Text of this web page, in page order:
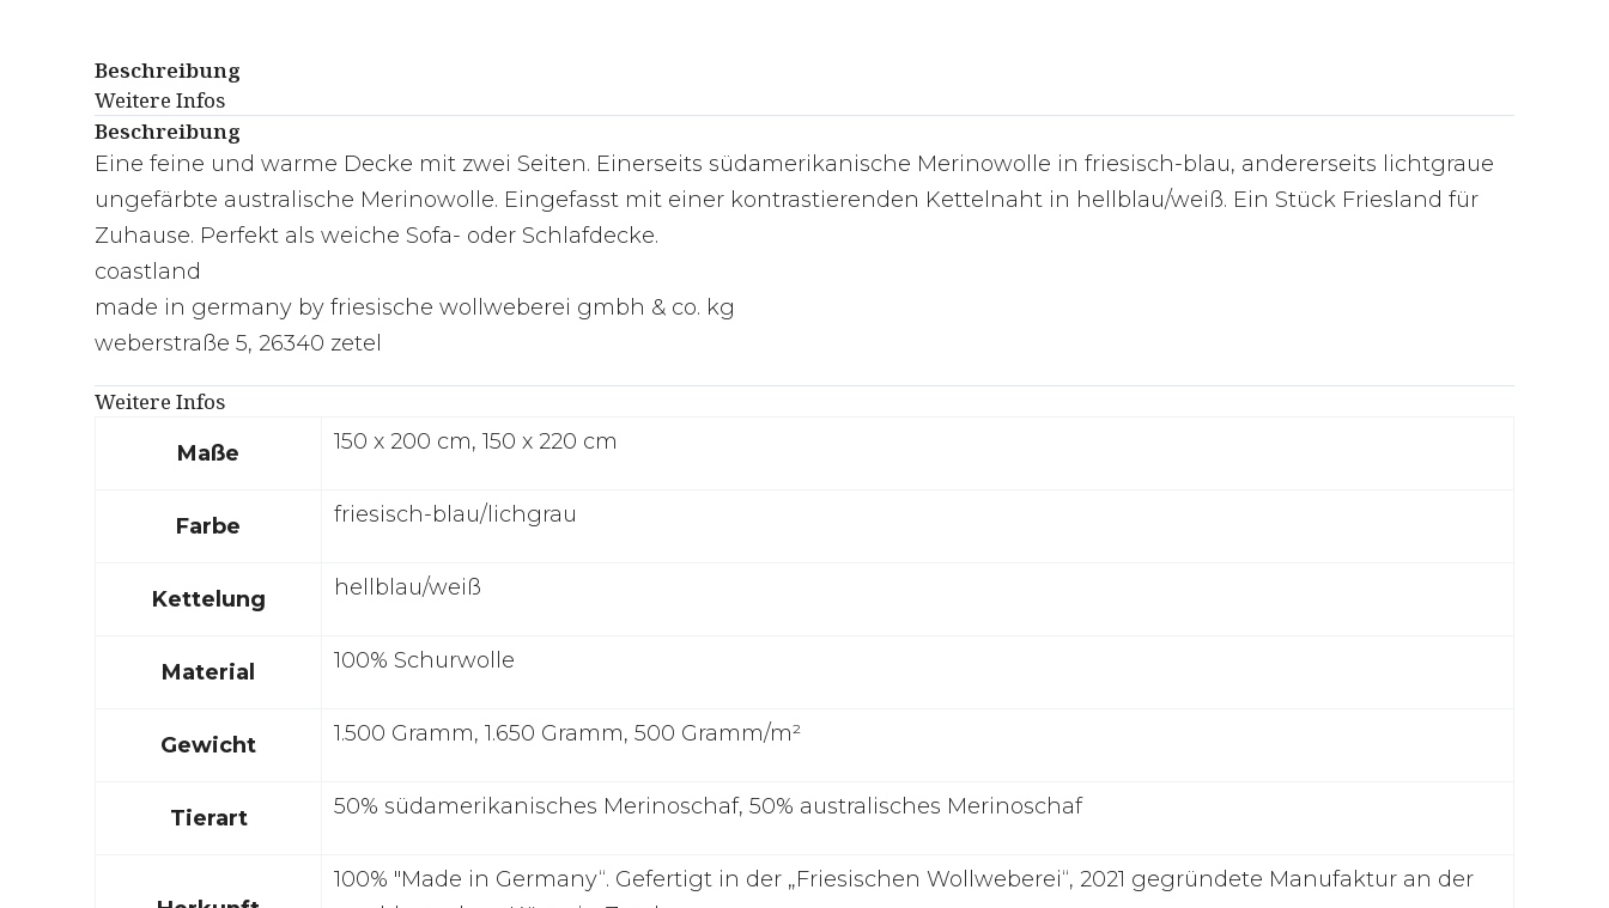
Beschreibung
Weitere Infos
Beschreibung
Eine feine und warme Decke mit zwei Seiten. Einerseits südamerikanische Merinowolle in friesisch-blau, andererseits lichtgraue
ungefärbte australische Merinowolle. Eingefasst mit einer kontrastierenden Kettelnaht in hellblau/weiß. Ein Stück Friesland für
Zuhause. Perfekt als weiche Sofa- oder Schlafdecke.
coastland
made in germany by friesische wollweberei gmbh & co. kg
weberstraße 5, 26340 zetel
Weitere Infos
Maße 150 x 200 cm, 150 x 220 cm
Farbe friesisch-blau/lichgrau
Kettelung hellblau/weiß
Material 100% Schurwolle
Gewicht 1.500 Gramm, 1.650 Gramm, 500 Gramm/m²
Tierart 50% südamerikanisches Merinoschaf, 50% australisches Merinoschaf
100% "Made in Germany“. Gefertigt in der „Friesischen Wollweberei“, 2021 gegründete Manufaktur an der